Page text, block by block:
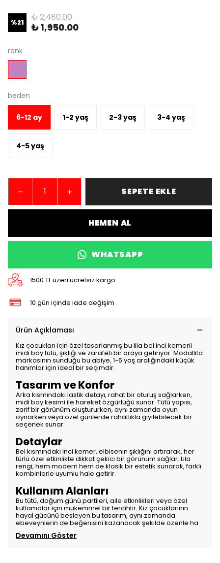
%21 ₺ 2,480.00
₺ 1,950.00
renk
beden
6-12 ay 1-2 yaş 2-3 yaş 3-4 yaş
4-5 yaş
SEPETE EKLE
HEMEN AL
WHATSAPP
1500 TL üzeri ücretsiz kargo
10 gün içinde iade değişim
Ürün Açıklaması
Kız çocukları için özel tasarlanmış bu lila bel inci kemerli
midi boy tütü, şıklığı ve zarafeti bir araya getiriyor. Modallita
markasının sunduğu bu abiye, 1-5 yaş aralığındaki küçük
hanımlar için ideal bir seçimdir.
Tasarım ve Konfor
Arka kısmındaki lastik detayı, rahat bir oturuş sağlarken,
midi boy kesimi ile hareket özgürlüğü sunar. Tütü yapısı,
zarif bir görünüm oluştururken, aynı zamanda oyun
oynarken veya özel günlerde rahatlıkla giyilebilecek bir
seçenek sunar.
Detaylar
Bel kısmındaki inci kemer, elbisenin şıklığını artırarak, her
türlü özel etkinlikte dikkat çekici bir görünüm sağlar. Lila
rengi, hem modern hem de klasik bir estetik sunarak, farklı
kombinlerle uyumlu hale getirir.
Kullanım Alanları
Bu tütü, doğum günü partileri, aile etkinlikleri veya özel
kutlamalar için mükemmel bir tercihtir. Kız çocuklarının
hayal gücünü besleyen bu tasarım, aynı zamanda
ebeveynlerin de beğenisini kazanacak şekilde özenle ha
Devamını Göster